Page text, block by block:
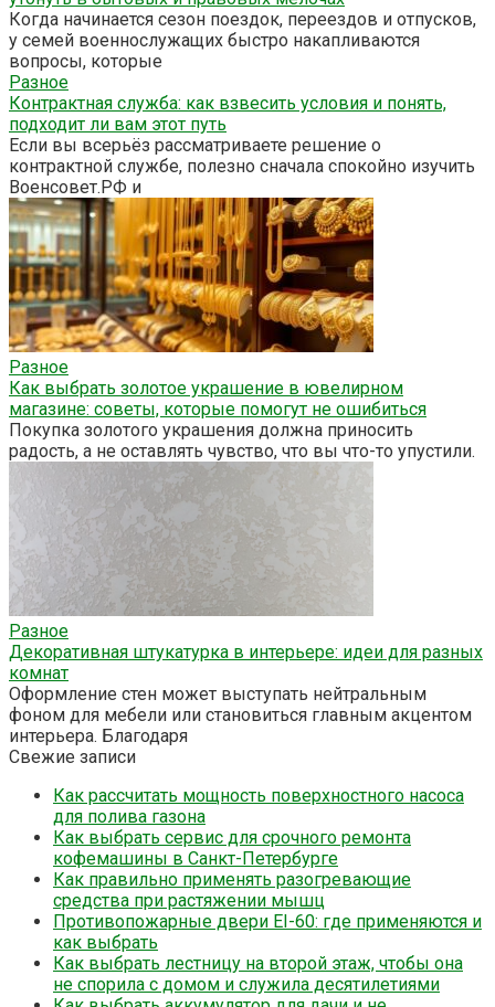
Когда начинается сезон поездок, переездов и отпусков,
у семей военнослужащих быстро накапливаются
вопросы, которые
Разное
Контрактная служба: как взвесить условия и понять,
подходит ли вам этот путь
Если вы всерьёз рассматриваете решение о
контрактной службе, полезно сначала спокойно изучить
Военсовет.РФ и
Разное
Как выбрать золотое украшение в ювелирном
магазине: советы, которые помогут не ошибиться
Покупка золотого украшения должна приносить
радость, а не оставлять чувство, что вы что-то упустили.
Разное
Декоративная штукатурка в интерьере: идеи для разных
комнат
Оформление стен может выступать нейтральным
фоном для мебели или становиться главным акцентом
интерьера. Благодаря
Свежие записи
Как рассчитать мощность поверхностного насоса
для полива газона
Как выбрать сервис для срочного ремонта
кофемашины в Санкт-Петербурге
Как правильно применять разогревающие
средства при растяжении мышц
Противопожарные двери EI-60: где применяются и
как выбрать
Как выбрать лестницу на второй этаж, чтобы она
не спорила с домом и служила десятилетиями